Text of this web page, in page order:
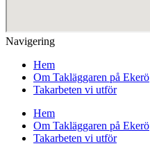
Navigering
Hem
Om Takläggaren på Ekerö
Takarbeten vi utför
Hem
Om Takläggaren på Ekerö
Takarbeten vi utför